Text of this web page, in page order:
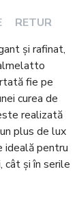
RETUR
și rafinat,
fie pe
curea de
realizată
plus de lux
ideală pentru
și în serile